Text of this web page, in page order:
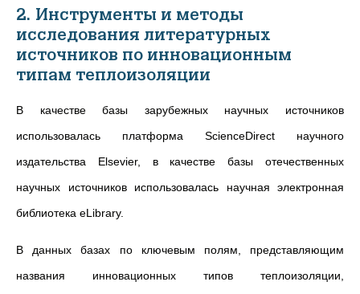
2. Инструменты и методы
исследования литературных
источников по инновационным
типам теплоизоляции
В качестве базы зарубежных научных источников
использовалась платформа ScienceDirect научного
издательства Elsevier, в качестве базы отечественных
научных источников использовалась научная электронная
библиотека eLibrary.
В данных базах по ключевым полям, представляющим
названия инновационных типов теплоизоляции,